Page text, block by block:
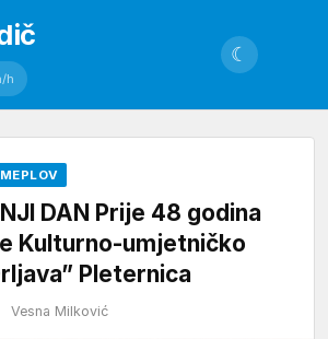
h
☾
DAN Prije 48 godina
Kulturno-umjetničko
Pleternica
Vesna Milković